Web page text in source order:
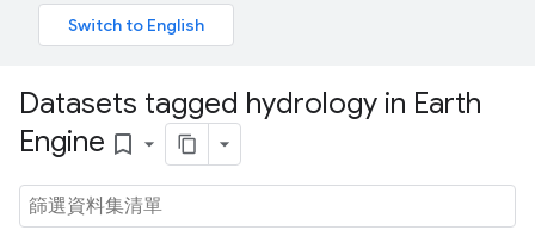
Datasets tagged hydrology in Earth
Engine bookmark_border